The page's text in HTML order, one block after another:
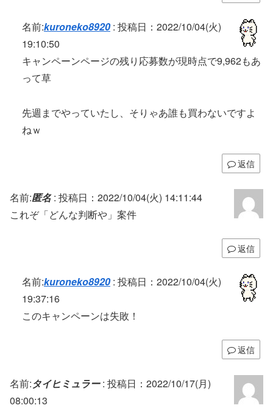
名前:kuroneko8920: 投稿日：2022/10/04(火)
19:10:50
キャンペーンページの残り応募数が現時点で9,962もあ
って草
先週までやっていたし、そりゃあ誰も買わないですよ
ねｗ
返信
名前:匿名: 投稿日：2022/10/04(火) 14:11:44
これぞ「どんな判断や」案件
返信
名前:kuroneko8920: 投稿日：2022/10/04(火)
19:37:16
このキャンペーンは失敗！
返信
名前:タイヒミュラー: 投稿日：2022/10/17(月)
08:00:13